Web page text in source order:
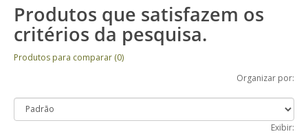
Produtos que satisfazem os
critérios da pesquisa.
Produtos para comparar (0)
Organizar por:
Exibir: